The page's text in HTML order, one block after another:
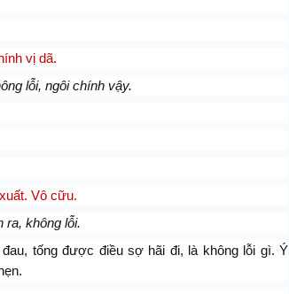
vị dã.
lỗi, ngôi chính vậy.
Vô cữu.
ra, không lỗi.
tống được điều sợ hãi đi, là không lỗi gì. Ý